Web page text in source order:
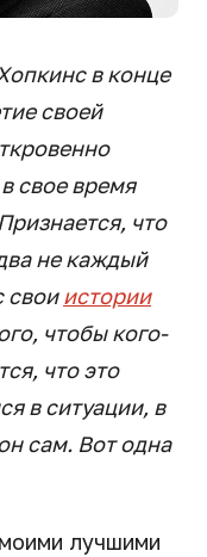
в конце
своей
свое время
что
не каждый
своиистории
чтобы кого-
что это
в ситуации, в
сам. Вот одна
лучшими